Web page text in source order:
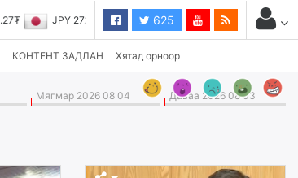
JPY 27.19₮ 625
КОНТЕНТ ЗАДЛАН Хятад орноор
Мягмар 2026 08 04 Даваа 2026 08 03